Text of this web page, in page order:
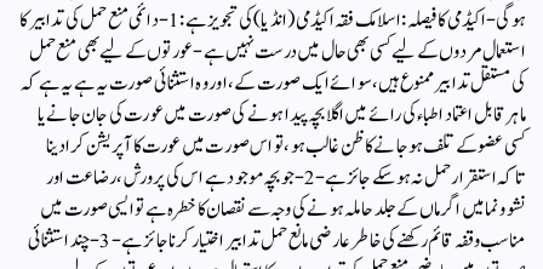
ہوگی-اکیڈمی کا فیصلہ:اسلامک فقہ اکیڈمی (انڈیا) کی تجویز ہے:1- دائمی منع حمل کی تدابیر کا
استعمال مردوں کے لیے کسی بھی حال میں درست نہیں ہے- عورتوں کے لیے بھی منع حمل
کی مستقل تدابیر ممنوع ہیں، سوائے ایک صورت کے، اور وہ استثنائی صورت یہ ہے یہ ہے کہ
ماہر قابل اعتماد اطباء کی رائے میں اگلا بچہ پیدا ہونے کی صورت میں عورت کی جان جانے یا
کسی عضو کے تلف ہوجانے کا ظن غالب ہو، تو اس صورت میں عورت کا آپریشن کرادینا
تاکہ استقرار حمل نہ ہوسکے جائز ہے-2- جو بچہ موجود ہے اس کی پرورش، رضاعت اور
نشوونما میں اگر ماں کے جلد حاملہ ہونے کی وجہ سے نقصان کا خطرہ ہے تو ایسی صورت میں
مناسب وقفہ قائم رکھنے کی خاطر عارضی مانع حمل تدابیر اختیار کرنا جائز ہے-3- چند استثنائی